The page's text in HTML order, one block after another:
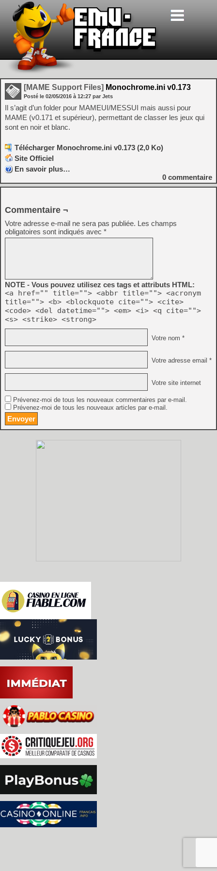
[MAME Support Files] Monochrome.ini v0.173
Posté le 02/05/2016 à 12:27 par Jets
Il s’agit d’un folder pour MAMEUI/MESSUI mais aussi pour
MAME (v0.171 et supérieur), permettant de classer les jeux qui
sont en noir et blanc.
Télécharger Monochrome.ini v0.173 (2,0 Ko)
Site Officiel
En savoir plus…
0 commentaire
Commentaire ¬
Votre adresse e-mail ne sera pas publiée. Les champs
obligatoires sont indiqués avec *
NOTE - Vous pouvez utilisez ces tags et attributs HTML:
<a href="" title=""> <abbr title=""> <acronym
title=""> <b> <blockquote cite=""> <cite>
<code> <del datetime=""> <em> <i> <q cite="">
<s> <strike> <strong>
Votre nom *
Votre adresse email *
Votre site internet
Prévenez-moi de tous les nouveaux commentaires par e-mail.
Prévenez-moi de tous les nouveaux articles par e-mail.